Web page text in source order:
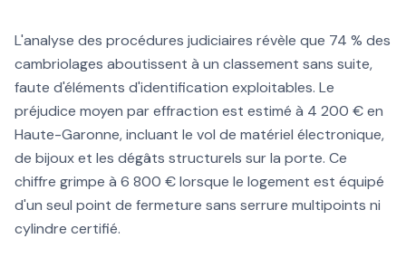
L'analyse des procédures judiciaires révèle que 74 % des
cambriolages aboutissent à un classement sans suite,
faute d'éléments d'identification exploitables. Le
préjudice moyen par effraction est estimé à 4 200 € en
Haute-Garonne, incluant le vol de matériel électronique,
de bijoux et les dégâts structurels sur la porte. Ce
chiffre grimpe à 6 800 € lorsque le logement est équipé
d'un seul point de fermeture sans serrure multipoints ni
cylindre certifié.